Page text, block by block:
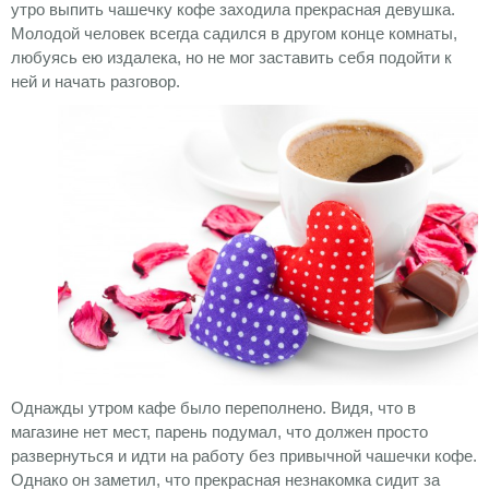
утро выпить чашечку кофе заходила прекрасная девушка.
Молодой человек всегда садился в другом конце комнаты,
любуясь ею издалека, но не мог заставить себя подойти к
ней и начать разговор.
Однажды утром кафе было переполнено. Видя, что в
магазине нет мест, парень подумал, что должен просто
развернуться и идти на работу без привычной чашечки кофе.
Однако он заметил, что прекрасная незнакомка сидит за